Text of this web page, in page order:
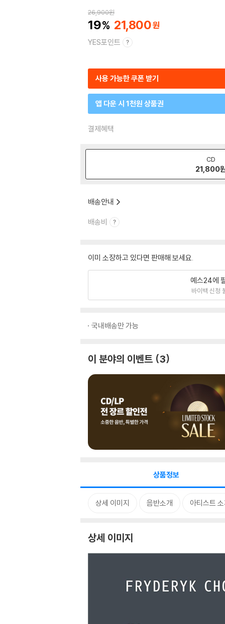
26,900원
19 21,800
YES포인트
사용 가능한 쿠폰 받기
앱 다운 시 1천원 상품권
결제혜택
CD
21,800
배송안내
배송비
이미 소장하고 있다면 판매해 보세요.
예스24에
바이백 신청
국내배송만 가능
이 분야의 이벤트 3
상품정보
상세 이미지 음반소개 아티스트
상세 이미지